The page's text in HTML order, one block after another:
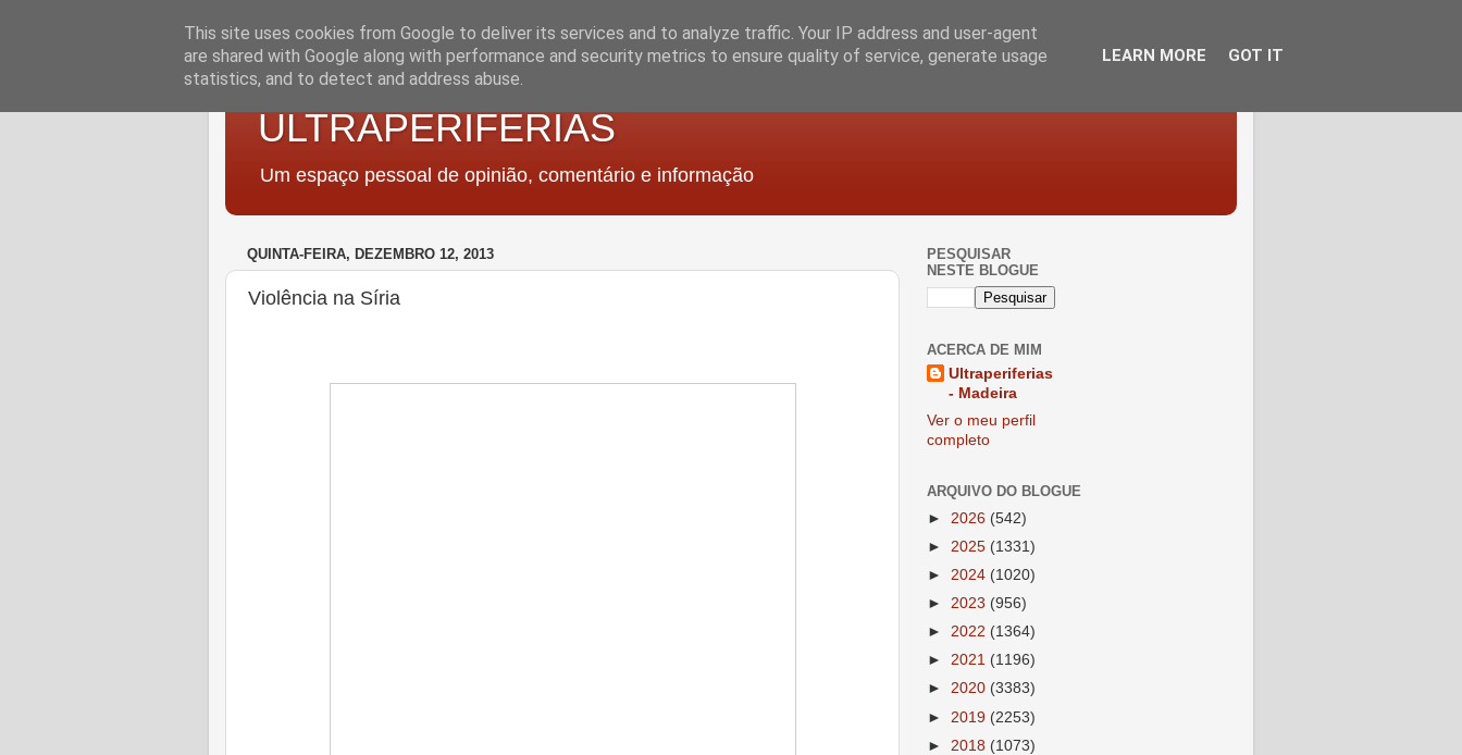
ULTRAPERIFERIAS
Um espaço pessoal de opinião, comentário e informação
QUINTA-FEIRA, DEZEMBRO 12, 2013
Violência na Síria
PESQUISAR
NESTE BLOGUE
ACERCA DE MIM
Ultraperiferias
- Madeira
Ver o meu perfil
completo
ARQUIVO DO BLOGUE
► 2026 (542)
► 2025 (1331)
► 2024 (1020)
► 2023 (956)
► 2022 (1364)
► 2021 (1196)
► 2020 (3383)
► 2019 (2253)
► 2018 (1073)
This site uses cookies from Google to deliver its services and to analyze traffic. Your IP address and user-agent
are shared with Google along with performance and security metrics to ensure quality of service, generate usage
statistics, and to detect and address abuse.
LEARN MORE GOT IT